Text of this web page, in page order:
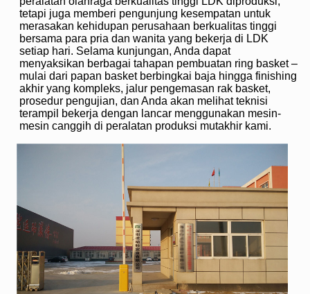
tetapi juga memberi pengunjung kesempatan untuk
merasakan kehidupan perusahaan berkualitas tinggi
bersama para pria dan wanita yang bekerja di LDK
setiap hari. Selama kunjungan, Anda dapat
menyaksikan berbagai tahapan pembuatan ring basket –
mulai dari papan basket berbingkai baja hingga finishing
akhir yang kompleks, jalur pengemasan rak basket,
prosedur pengujian, dan Anda akan melihat teknisi
terampil bekerja dengan lancar menggunakan mesin-
mesin canggih di peralatan produksi mutakhir kami.